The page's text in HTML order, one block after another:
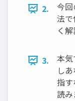
2.
今
法
く
3.
本
し
指
読み